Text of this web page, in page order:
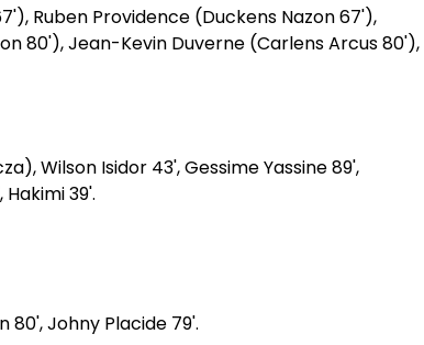
Ruben Providence (Duckens Nazon 67'),
80'), Jean-Kevin Duverne (Carlens Arcus 80'),
Wilson Isidor 43', Gessime Yassine 89',
39'.
80', Johny Placide 79'.